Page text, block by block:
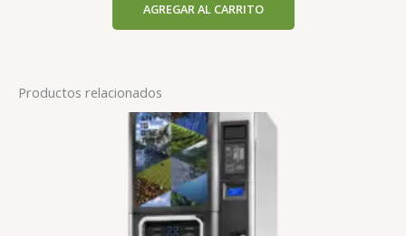
AGREGAR AL CARRITO
Productos relacionados